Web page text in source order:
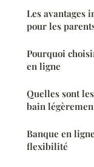
Les avantages
pour les
Pourquoi
en ligne
Quelles sont
bain
Banque en
flexibilité